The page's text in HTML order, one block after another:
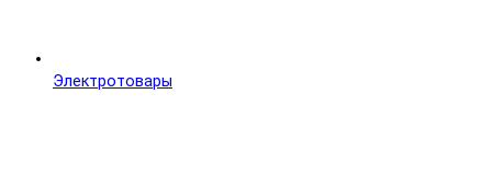
Электротовары